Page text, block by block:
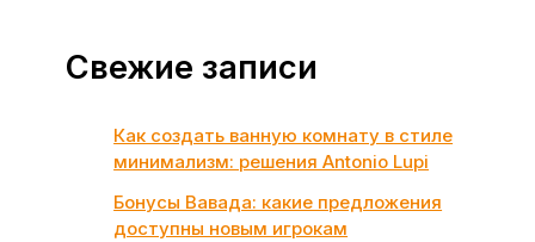
Свежие записи
Как создать ванную комнату в стиле
минимализм: решения Antonio Lupi
Бонусы Вавада: какие предложения
доступны новым игрокам